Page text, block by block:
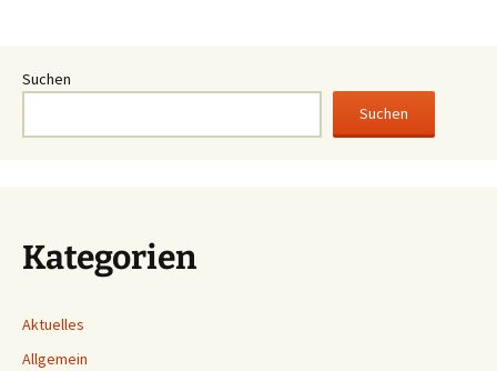
Suchen
Suchen
Kategorien
Aktuelles
Allgemein